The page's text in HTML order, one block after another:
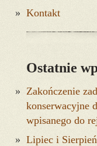
Kontakt
Ostatnie
Zakończenie
konserwacyjne
wpisanego do
Lipiec i